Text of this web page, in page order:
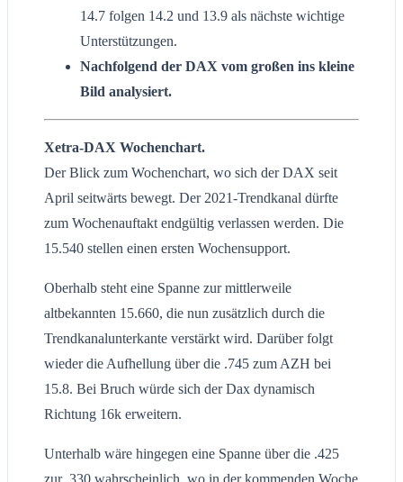
14.7 folgen 14.2 und 13.9 als nächste wichtige
Unterstützungen.
Nachfolgend der DAX vom großen ins kleine
Bild analysiert.
Xetra-DAX Wochenchart.
Der Blick zum Wochenchart, wo sich der DAX seit
April seitwärts bewegt. Der 2021-Trendkanal dürfte
zum Wochenauftakt endgültig verlassen werden. Die
15.540 stellen einen ersten Wochensupport.
Oberhalb steht eine Spanne zur mittlerweile
altbekannten 15.660, die nun zusätzlich durch die
Trendkanalunterkante verstärkt wird. Darüber folgt
wieder die Aufhellung über die .745 zum AZH bei
15.8. Bei Bruch würde sich der Dax dynamisch
Richtung 16k erweitern.
Unterhalb wäre hingegen eine Spanne über die .425
zur .330 wahrscheinlich, wo in der kommenden Woche